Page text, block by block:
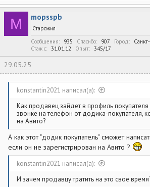
а
к
M mopsspb
Старожил
Сообщения
935 Спасибо 907 Город
Стаж c
31.01.12 Опыт 345/17
29.05.25
konstantin2021 написал(а):
Как продавец зайдет в профиль
звонке на телефон от додика-покупателя,
на Авито?
А как этот "додик покупатель" сможет
если он не зарегистрирован на Авито ?
konstantin2021 написал(а):
И зачем продавцу тратить на это свое